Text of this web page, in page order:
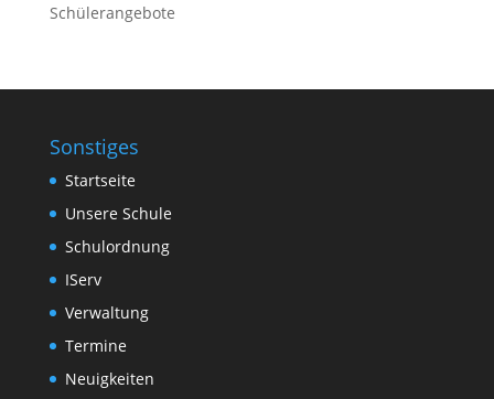
Schülerangebote
Sonstiges
Startseite
Unsere Schule
Schulordnung
IServ
Verwaltung
Termine
Neuigkeiten